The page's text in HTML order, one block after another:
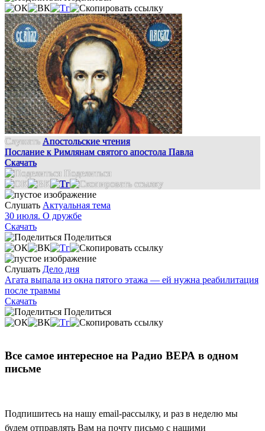
Слушать Апостольские чтения
Послание к Римлянам святого апостола Павла
Скачать
Поделиться
Слушать Актуальная тема
30 июля. О дружбе
Скачать
Поделиться
Слушать Дело дня
Агата выпала из окна пятого этажа — ей нужна реабилитация
после травмы
Скачать
Поделиться
Все самое интересное на Радио ВЕРА в одном
письме
Подпишитесь на нашу email-рассылку, и раз в неделю мы
будем отправлять Вам на почту письмо с нашими